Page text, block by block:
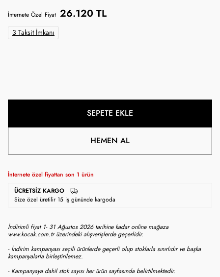
İnternete Özel Fiyat 26.120 TL
3 Taksit İmkanı
SEPETE EKLE
HEMEN AL
İnternete özel fiyattan son 1 ürün
ÜCRETSIZ KARGO
Size özel üretilir 15 iş gününde kargoda
İndirimli fiyat 1- 31 Ağustos 2026 tarihine kadar online mağaza
www.kocak.com.tr üzerindeki alışverişlerde geçerlidir.
- İndirim kampanyası seçili ürünlerde geçerli olup stoklarla sınırlıdır ve başka
kampanyalarla birleştirilemez.
- Kampanyaya dahil stok sayısı her ürün sayfasında belirtilmektedir.